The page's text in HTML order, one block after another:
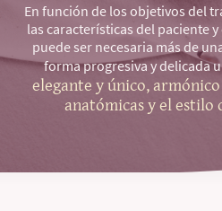
En función de los objetivos del
las características del paciente
puede ser necesaria más de
forma progresiva y delicada
elegante y único,
anatómicas y el estilo